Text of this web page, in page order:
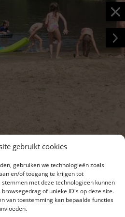
gebruikt cookies
gebruiken we technologieën zoals
en/of toegang te krijgen tot
met deze technologieën kunnen
of unieke ID's op deze site.
van toestemming kan bepaalde functies